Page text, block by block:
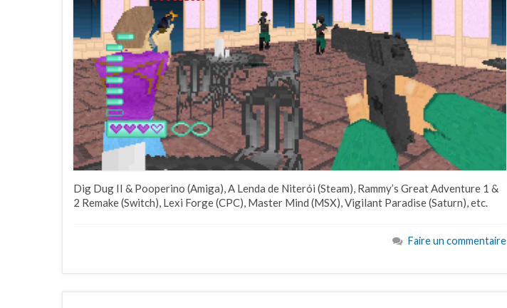
Dig Dug II & Pooperino (Amiga), A Lenda de Niterói (Steam), Rammy’s Great Adventure 1 &
2 Remake (Switch), Lexi Forge (CPC), Master Mind (MSX), Vigilant Paradise (Saturn), etc.
Faire un commentaire